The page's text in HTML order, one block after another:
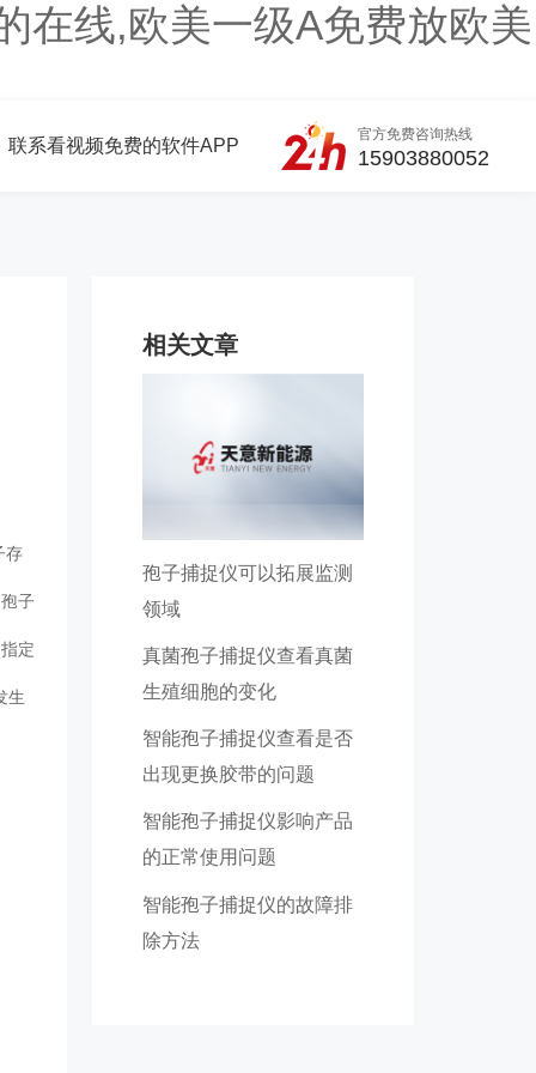
在线,欧美一级A免费放欧美
联系看视频免费的软件APP
官方免费咨询热线
15903880052
存
孢子
指定
生
相关文章
孢子捕捉仪可以拓展监测
领域
真菌孢子捕捉仪查看真菌
生殖细胞的变化
智能孢子捕捉仪查看是否
出现更换胶带的问题
智能孢子捕捉仪影响产品
的正常使用问题
智能孢子捕捉仪的故障排
除方法